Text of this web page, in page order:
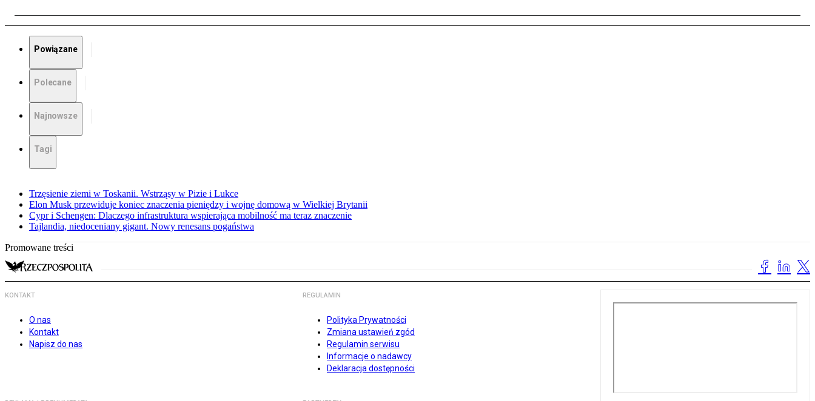
Powiązane
Polecane
Najnowsze
Tagi
Trzęsienie ziemi w Toskanii. Wstrząsy w Pizie i Lukce
Elon Musk przewiduje koniec znaczenia pieniędzy i wojnę domową w Wielkiej Brytanii
Cypr i Schengen: Dlaczego infrastruktura wspierająca mobilność ma teraz znaczenie
Tajlandia, niedoceniany gigant. Nowy renesans pogaństwa
Promowane treści
KONTAKT
O nas
Kontakt
Napisz do nas
REGULAMIN
Polityka Prywatności
Zmiana ustawień zgód
Regulamin serwisu
Informacje o nadawcy
Deklaracja dostępności